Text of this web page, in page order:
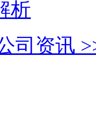
析
司资讯